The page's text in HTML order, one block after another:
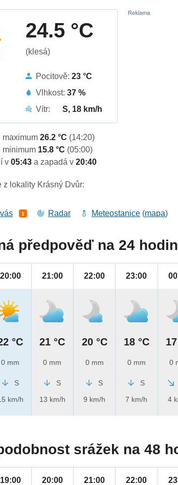
24.5 °C
(klesá)
Pocitově:23 °C
Vlhkost:37 %
Vítr:
S, 18 km/h
maximum26.2 °C (14:20)
minimum 15.8 °C (05:00)
v05:43a zapadá v20:40
z lokality Krásný Dvůr:
1 Radar Meteostanice (mapa)
předpověď na 24 hodin
20:00
°C
0 mm
S
km/h
21:00
21 °C
0 mm
S
13 km/h
22:00
20 °C
0 mm
S
9 km/h
23:00
18 °C
0 mm
S
7 km/h
0
4
srážek na 48
19:00 20:00 21:00 22:00